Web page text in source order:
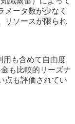
メータ数が少なく
リソースが限られ
用も含めて自由度
も比較的リーズナ
点も評価されてい